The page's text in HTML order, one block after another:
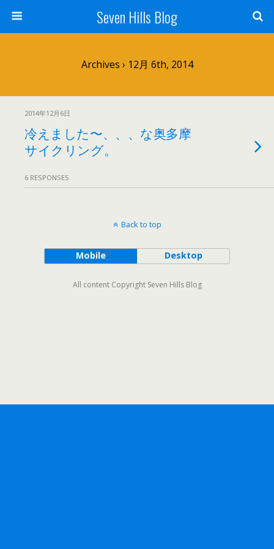
Seven Hills Blog
Archives › 12月 6th, 2014
2014年12月6日
冷えました〜、、、な奥多摩
サイクリング。
6 RESPONSES
Back to top
Mobile Desktop
All content Copyright Seven Hills Blog